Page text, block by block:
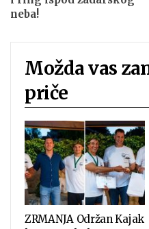
neba!
Možda vas
priče
ZRMANJA Održan Kajak